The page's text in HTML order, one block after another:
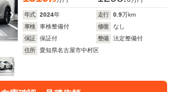
年式 2024年 走行 0.9万km
車検
車検整備付 修復
なし
保証
保証付 整備
法定整備付
住所
愛知県名古屋市中村区